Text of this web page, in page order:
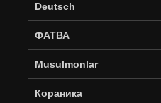
Deutsch
ФАТВА
Musulmonlar
Кораника